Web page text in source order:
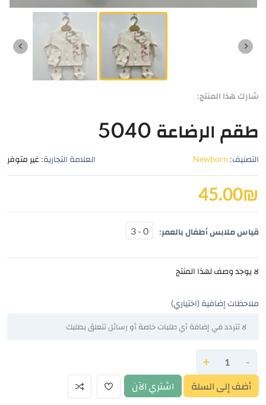
شارك هذا المنتج:
طقم الرضاعة 5040
التصنيف: Newborn العلامة التجارية: غير متوفر
45.00₪
قياس ملابس أطفال بالعمر: 0 - 3
لا يوجد وصف لهذا المنتج
ملاحظات إضافية (اختياري)
-
+
أضف إلى السلة اشتري الآن